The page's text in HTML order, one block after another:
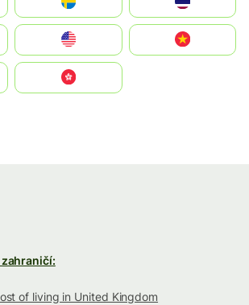
of living in United Kingdom